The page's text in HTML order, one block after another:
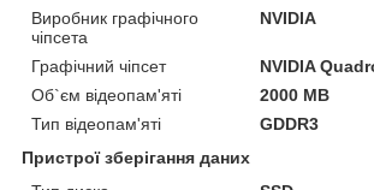
Виробник графічного
чіпсета
NVIDIA
Графічний чіпсет
NVIDIA
Об`єм відеопам'яті
2000 MB
Тип відеопам'яті
GDDR3
Пристрої зберігання даних